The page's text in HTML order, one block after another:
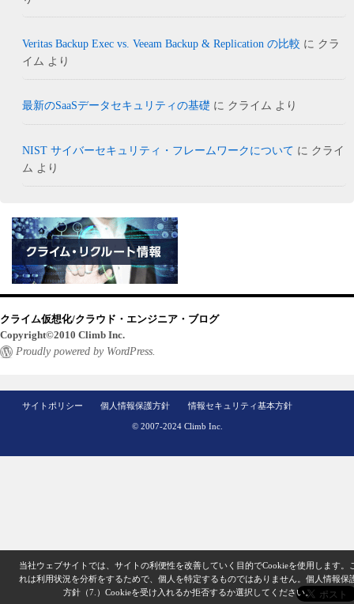
Veritas Backup Exec vs. Veeam Backup & Replication の比較 に クラ
イム より
最新のSaaSデータセキュリティの基礎 に クライム より
NIST サイバーセキュリティ・フレームワークについて に クライ
ム より
クライム仮想化/クラウド・エンジニア・ブログ
Copyright©2010 Climb Inc.
Proudly powered by WordPress.
サイトポリシー 個人情報保護方針 情報セキュリティ基本方針
© 2007-2024 Climb Inc.
当社ウェブサイトでは、サイトの利便性を改善していく目的でCookieを使用します。
れは利用状況を分析をするためで、個人を特定するものではありません。 個人情報保
方針（7.） Cookieを受け入れるか拒否するか選択してください。